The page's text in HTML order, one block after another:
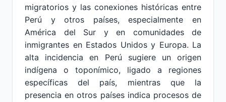
migratorios y las conexiones históricas entre
Perú y otros países, especialmente en
América del Sur y en comunidades de
inmigrantes en Estados Unidos y Europa. La
alta incidencia en Perú sugiere un origen
indígena o toponímico, ligado a regiones
específicas del país, mientras que la
presencia en otros países indica procesos de